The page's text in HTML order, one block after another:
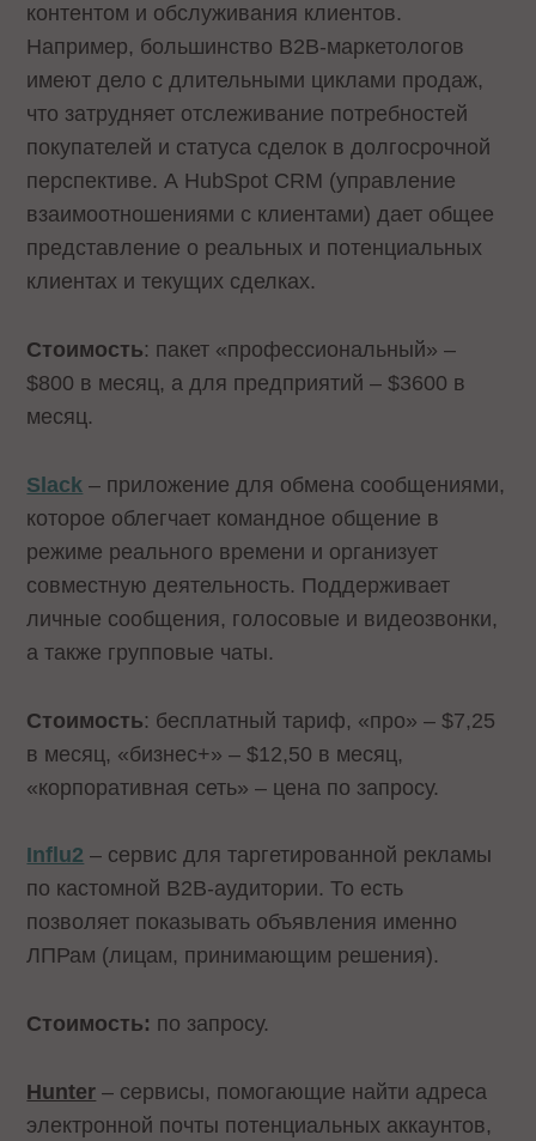
контентом и обслуживания клиентов.
Например, большинство B2B-маркетологов
имеют дело с длительными циклами продаж,
что затрудняет отслеживание потребностей
покупателей и статуса сделок в долгосрочной
перспективе. А HubSpot CRM (управление
взаимоотношениями с клиентами) дает общее
представление о реальных и потенциальных
клиентах и текущих сделках.
Стоимость: пакет «профессиональный» –
$800 в месяц, а для предприятий – $3600 в
месяц.
Slack – приложение для обмена сообщениями,
которое облегчает командное общение в
режиме реального времени и организует
совместную деятельность. Поддерживает
личные сообщения, голосовые и видеозвонки,
а также групповые чаты.
Стоимость: бесплатный тариф, «про» – $7,25
в месяц, «бизнес+» – $12,50 в месяц,
«корпоративная сеть» – цена по запросу.
Influ2 – сервис для таргетированной рекламы
по кастомной B2B-аудитории. То есть
позволяет показывать объявления именно
ЛПРам (лицам, принимающим решения).
Стоимость: по запросу.
Hunter – сервисы, помогающие найти адреса
электронной почты потенциальных аккаунтов,